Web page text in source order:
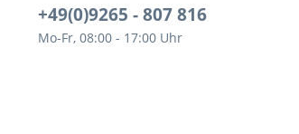
+49(0)9265 - 807 816
Mo-Fr, 08:00 - 17:00 Uhr